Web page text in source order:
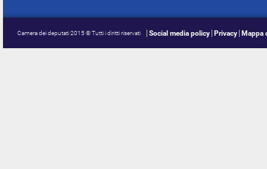
Camera dei deputati 2015 © Tutti i diritti riservati Social media policy Privacy Mappa